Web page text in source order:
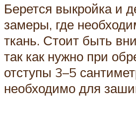
Берется выкройка и
замеры, где
ткань. Стоит быть
так как нужно при
отступы 3–5
необходимо для